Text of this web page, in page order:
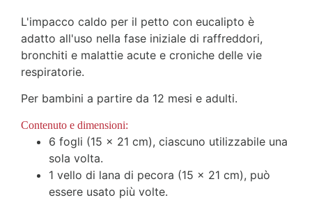
L'impacco caldo per il petto con eucalipto è
adatto all'uso nella fase iniziale di raffreddori,
bronchiti e malattie acute e croniche delle vie
respiratorie.
Per bambini a partire da 12 mesi e adulti.
Contenuto e dimensioni:
6 fogli (15 x 21 cm), ciascuno utilizzabile una
sola volta.
1 vello di lana di pecora (15 x 21 cm), può
essere usato più volte.